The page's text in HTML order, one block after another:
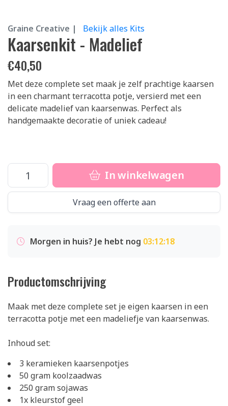
Graine Creative | Bekijk alles Kits
Kaarsenkit - Madelief
€40,50
Met deze complete set maak je zelf prachtige kaarsen
in een charmant terracotta potje, versierd met een
delicate madelief van kaarsenwas. Perfect als
handgemaakte decoratie of uniek cadeau!
In winkelwagen
Vraag een offerte aan
Morgen in huis? Je hebt nog 03:12:18
Productomschrijving
Maak met deze complete set je eigen kaarsen in een
terracotta potje met een madeliefje van kaarsenwas.
Inhoud set:
3 keramieken kaarsenpotjes
50 gram koolzaadwas
250 gram sojawas
1x kleurstof geel